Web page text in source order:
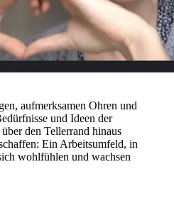
aufmerksamen Ohren und
und Ideen der
den Tellerrand hinaus
Ein Arbeitsumfeld, in
wohlfühlen und wachsen